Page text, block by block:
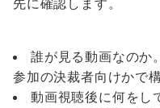
先に確認します。
誰が見る動画なのか
参加の決裁者向けかで
動画視聴後に何をし